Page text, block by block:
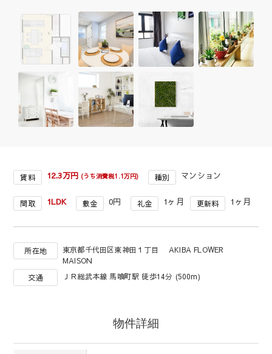
賃料 12.3万円 (うち消費税1.1万円) 種別 マンション
間取 1LDK 敷金 0円 礼金 1ヶ月 更新料 1ヶ月
所在地
東京都千代田区東神田１丁目 AKIBA FLOWER
MAISON
交通
ＪＲ総武本線 馬喰町駅 徒歩14分 (500m)
物件詳細